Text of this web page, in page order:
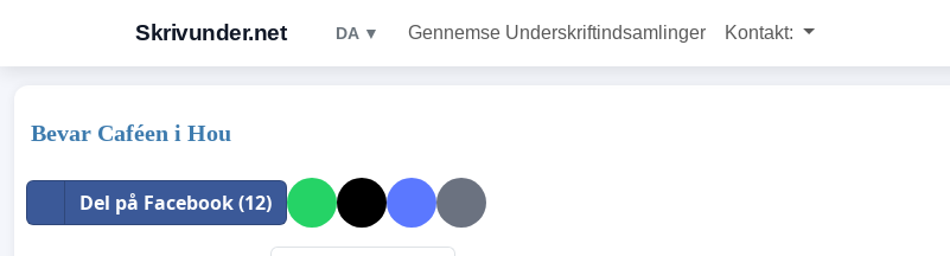
Skrivunder.net DA ▼ Gennemse Underskriftindsamlinger Kontakt:
Bevar Caféen i Hou
Del på Facebook (12)